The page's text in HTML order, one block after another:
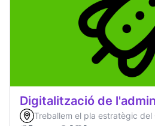
Digitalització de
Treballem el pla estratègic del